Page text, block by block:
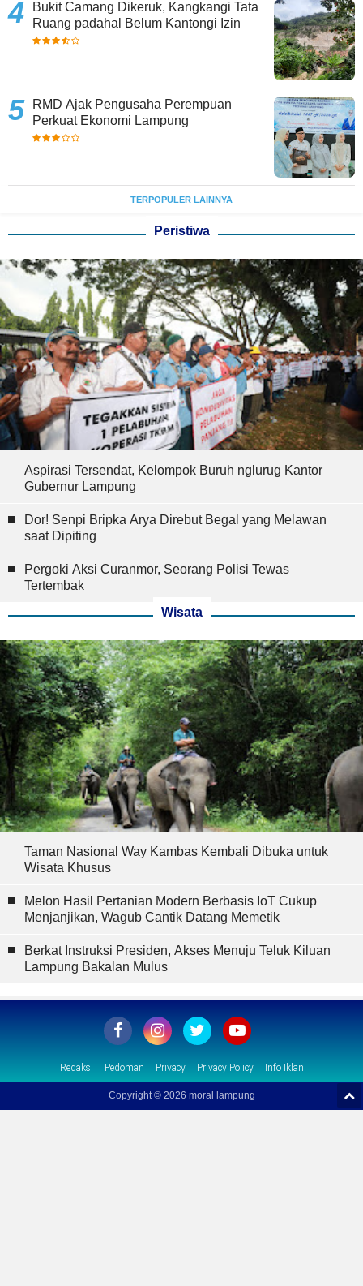
Bukit Camang Dikeruk, Kangkangi Tata
Ruang padahal Belum Kantongi Izin
RMD Ajak Pengusaha Perempuan
Perkuat Ekonomi Lampung
TERPOPULER LAINNYA
Peristiwa
Aspirasi Tersendat, Kelompok Buruh nglurug Kantor
Gubernur Lampung
Dor! Senpi Bripka Arya Direbut Begal yang Melawan
saat Dipiting
Pergoki Aksi Curanmor, Seorang Polisi Tewas
Tertembak
Wisata
Taman Nasional Way Kambas Kembali Dibuka untuk
Wisata Khusus
Melon Hasil Pertanian Modern Berbasis IoT Cukup
Menjanjikan, Wagub Cantik Datang Memetik
Berkat Instruksi Presiden, Akses Menuju Teluk Kiluan
Lampung Bakalan Mulus
Redaksi Pedoman Privacy Privacy Policy Info Iklan
Copyright © 2026 moral lampung